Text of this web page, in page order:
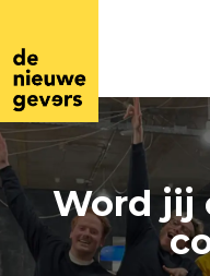
Nederlands
Vrijwilligerswerk
Word jij